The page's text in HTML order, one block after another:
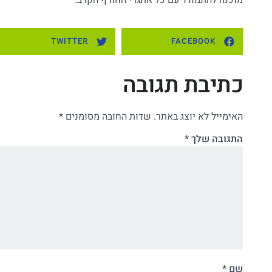
FACEBOOK
TWITTER
כתיבת תגובה
האימייל לא יוצג באתר. שדות החובה מסומנים *
התגובה שלך*